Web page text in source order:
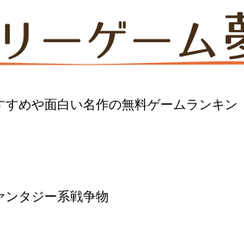
すめや面白い名作の無料ゲームランキン
ンタジー系戦争物